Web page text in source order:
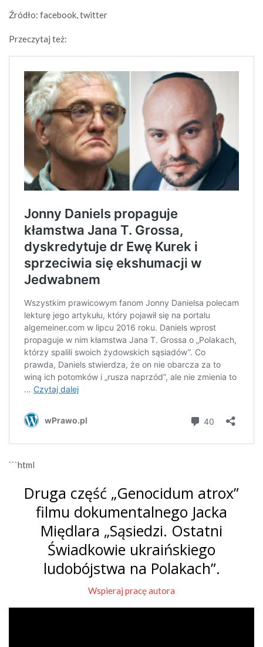
Źródło: facebook, twitter
Przeczytaj też:
```html
Druga część „Genocidum atrox”
filmu dokumentalnego Jacka
Międlara „Sąsiedzi. Ostatni
Świadkowie ukraińskiego
ludobójstwa na Polakach”.
Wspieraj pracę autora